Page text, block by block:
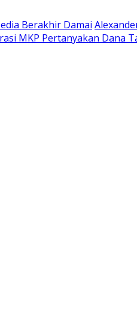
Berakhir Damai
MKP Pertanyakan Dana